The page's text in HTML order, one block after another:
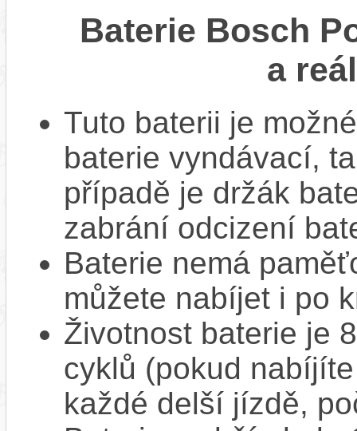
Baterie Bosch
a
Tuto baterii je
baterie vyndávací,
případě je držák
zabrání odcizení
Baterie nemá
můžete nabíjet i po
Životnost baterie je
cyklů (pokud
každé delší jízdě,